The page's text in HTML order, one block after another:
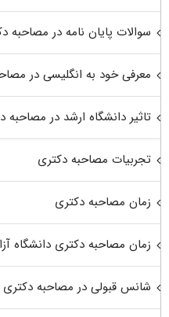
سوالات پایان نامه در مصاحبه
معرفی خود به انگلیسی در
تاثیر دانشگاه ارشد در مصاحبه
تجربیات مصاحبه دکتری
زمان مصاحبه دکتری
زمان مصاحبه دکتری دانشگاه
شانس قبولی در مصاحبه دکتری